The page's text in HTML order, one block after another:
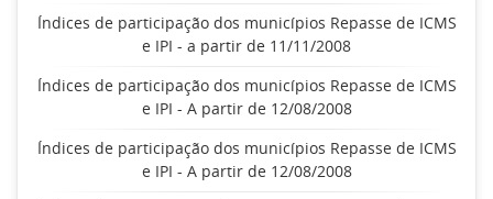
Índices de participação dos municípios Repasse de ICMS
e IPI - a partir de 11/11/2008
Índices de participação dos municípios Repasse de ICMS
e IPI - A partir de 12/08/2008
Índices de participação dos municípios Repasse de ICMS
e IPI - A partir de 12/08/2008